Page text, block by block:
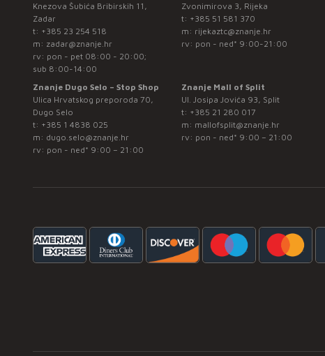
Knezova Šubića Bribirskih 11,
Zadar
t: +385 23 254 518
m: zadar@znanje.hr
rv: pon - pet 08:00 - 20:00;
sub 8:00-14:00
Zvonimirova 3, Rijeka
t: +385 51 581 370
m: rijekaztc@znanje.hr
rv: pon - ned* 9:00-21:00
Znanje Dugo Selo – Stop Shop
Ulica Hrvatskog preporoda 70,
Dugo Selo
t: +385 1 4838 025
m: dugo.selo@znanje.hr
rv: pon - ned* 9:00 – 21:00
Znanje Mall of Split
Ul. Josipa Jovića 93, Split
t: +385 21 280 017
m: mallofsplit@znanje.hr
rv: pon - ned* 9:00 – 21:00